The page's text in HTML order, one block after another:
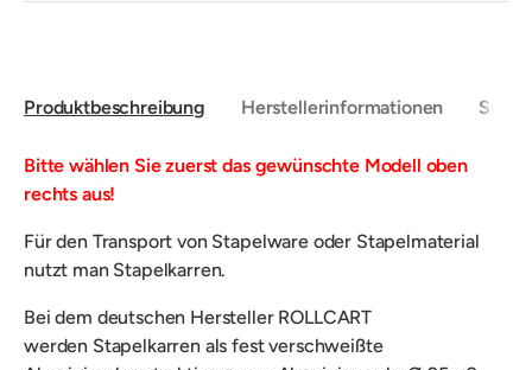
Produktbeschreibung Herstellerinformationen
Bitte wählen Sie zuerst das gewünschte Modell oben
rechts aus!
Für den Transport von Stapelware oder Stapelmaterial
nutzt man Stapelkarren.
Bei dem deutschen Hersteller ROLLCART
werden Stapelkarren als fest verschweißte